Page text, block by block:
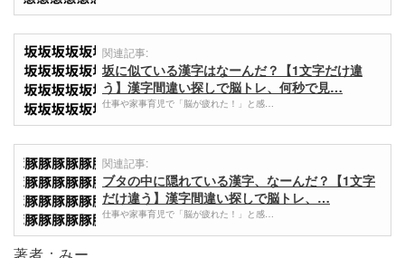
関連記事:
坂に似ている漢字はなーんだ？【1文字だけ違
う】漢字間違い探しで脳トレ、何秒で見…
仕事や家事育児で「脳が疲れた！」と感…
関連記事:
ブタの中に隠れている漢字、なーんだ？【1文字
だけ違う】漢字間違い探しで脳トレ、…
仕事や家事育児で「脳が疲れた！」と感…